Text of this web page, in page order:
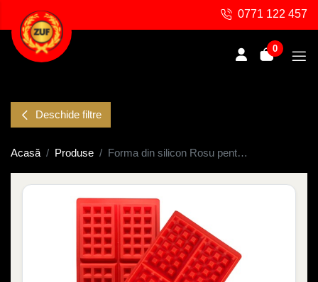
0771 122 457
0
Deschide filtre
Acasă Produse Forma din silicon Rosu pentru mini-vafe – 28×1,5 cm, 4 portii